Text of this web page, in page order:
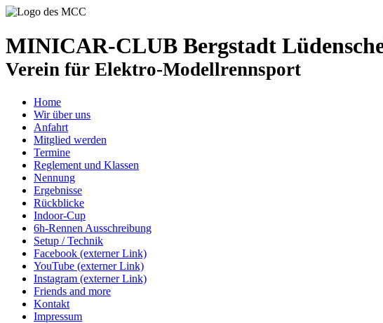
MINICAR-CLUB Bergstadt
Verein für Elektro-Modellrennsport
Home
Wir über uns
Anfahrt
Mitglied werden
Termine
Reglement und Klassen
Nennung
Ergebnisse
Rückblicke
Indoor-Cup
6h-Rennen Ausschreibung
Setup / Technik
Facebook (externer Link)
YouTube (externer Link)
Instagram (externer Link)
Friends and more
Kontakt
Impressum